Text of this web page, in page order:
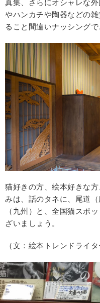
真集、さらにオシャレな
やハンカチや陶器などの
ること間違いナッシングで
猫好きの方、絵本好きな
みは、話のタネに、尾道
（九州）と、全国猫スポ
ざいましょう。
（文：絵本トレンドライ